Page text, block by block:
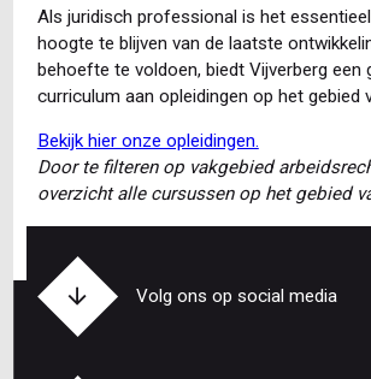
Als juridisch professional is het
hoogte te blijven van de laatste
behoefte te voldoen, biedt Vijverberg een
curriculum aan opleidingen op het gebied
Bekijk hier onze opleidingen.
Door te filteren op vakgebied
overzicht alle cursussen op het gebied
Volg ons op social media